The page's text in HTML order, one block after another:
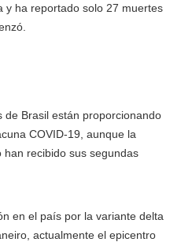
y ha reportado solo 27 muertes
de Brasil están proporcionando
COVID-19, aunque la
recibido sus segundas
en el país por la variante delta
actualmente el epicentro